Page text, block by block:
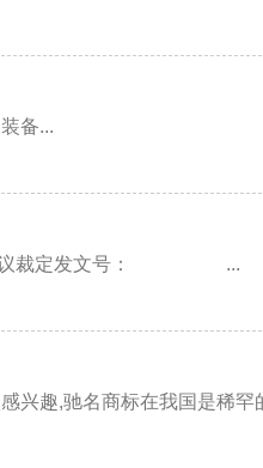
备...
异议裁定发文号： ...
兴趣,驰名商标在我国是稀罕